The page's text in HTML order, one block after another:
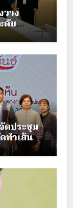
วาง
ดับ
ดประชุม
ทำเส้น
าย
การท่อง